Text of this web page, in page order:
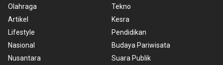
Olahraga
Artikel
Lifestyle
Nasional
Nusantara
Tekno
Kesra
Pendidikan
Budaya Pariwisata
Suara Publik